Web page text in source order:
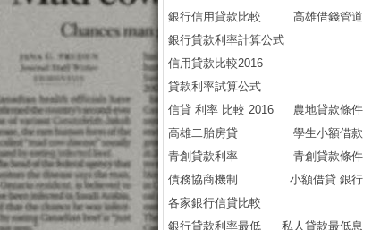
銀行信用貸款比較
高雄借錢管道
銀行貸款利率計算公式
信用貸款比較2016
貸款利率試算公式
信貸 利率 比較 2016
農地貸款條件
高雄二胎房貸
學生小額借款
青創貸款利率
青創貸款條件
債務協商機制
小額借貸 銀行
各家銀行信貸比較
銀行貸款利率最低
私人貸款最低息